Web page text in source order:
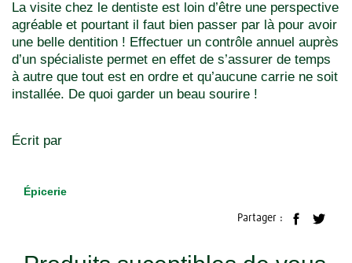
La visite chez le dentiste est loin d’être une perspective
agréable et pourtant il faut bien passer par là pour avoir
une belle dentition ! Effectuer un contrôle annuel auprès
d’un spécialiste permet en effet de s’assurer de temps
à autre que tout est en ordre et qu’aucune carrie ne soit
installée. De quoi garder un beau sourire !
Écrit par
Épicerie
Partager :